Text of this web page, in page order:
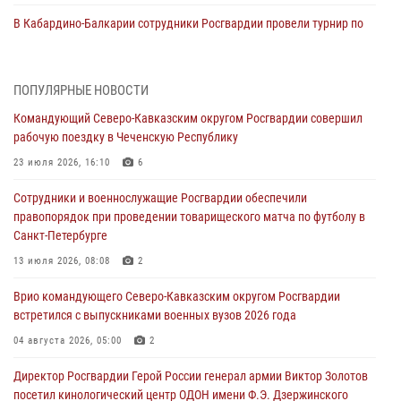
В Кабардино-Балкарии сотрудники Росгвардии провели турнир по
ограниченными возможностями здоровья (видео)
08 августа 2026, 06:32
тактическом турнире (видео)
08 августа 2026, 06:15
День физкультурника в Уральском округе Росгвардии отметили
08 августа 2026, 06:03 9
В ДНР выполняющие задачи СВО росгвардейцы получают из дома
08 августа 2026, 05:00
ПОПУЛЯРНЫЕ НОВОСТИ
Командующий Северо-Кавказским округом Росгвардии совершил
рабочую поездку в Чеченскую Республику
23 июля 2026, 16:10 6
Сотрудники и военнослужащие Росгвардии обеспечили
правопорядок при проведении товарищеского матча по футболу в
Санкт-Петербурге
13 июля 2026, 08:08 2
Врио командующего Северо-Кавказским округом Росгвардии
встретился с выпускниками военных вузов 2026 года
04 августа 2026, 05:00 2
Директор Росгвардии Герой России генерал армии Виктор Золотов
посетил кинологический центр ОДОН имени Ф.Э. Дзержинского